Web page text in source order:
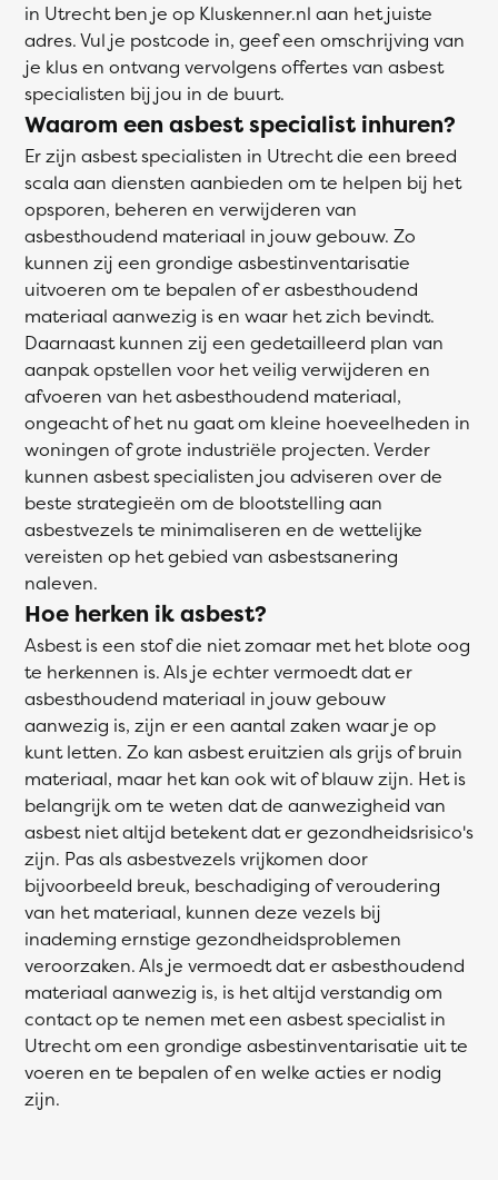
in Utrecht ben je op Kluskenner.nl aan het juiste
adres. Vul je postcode in, geef een omschrijving van
je klus en ontvang vervolgens offertes van asbest
specialisten bij jou in de buurt.
Waarom een asbest specialist inhuren?
Er zijn asbest specialisten in Utrecht die een breed
scala aan diensten aanbieden om te helpen bij het
opsporen, beheren en verwijderen van
asbesthoudend materiaal in jouw gebouw. Zo
kunnen zij een grondige asbestinventarisatie
uitvoeren om te bepalen of er asbesthoudend
materiaal aanwezig is en waar het zich bevindt.
Daarnaast kunnen zij een gedetailleerd plan van
aanpak opstellen voor het veilig verwijderen en
afvoeren van het asbesthoudend materiaal,
ongeacht of het nu gaat om kleine hoeveelheden in
woningen of grote industriële projecten. Verder
kunnen asbest specialisten jou adviseren over de
beste strategieën om de blootstelling aan
asbestvezels te minimaliseren en de wettelijke
vereisten op het gebied van asbestsanering
naleven.
Hoe herken ik asbest?
Asbest is een stof die niet zomaar met het blote oog
te herkennen is. Als je echter vermoedt dat er
asbesthoudend materiaal in jouw gebouw
aanwezig is, zijn er een aantal zaken waar je op
kunt letten. Zo kan asbest eruitzien als grijs of bruin
materiaal, maar het kan ook wit of blauw zijn. Het is
belangrijk om te weten dat de aanwezigheid van
asbest niet altijd betekent dat er gezondheidsrisico's
zijn. Pas als asbestvezels vrijkomen door
bijvoorbeeld breuk, beschadiging of veroudering
van het materiaal, kunnen deze vezels bij
inademing ernstige gezondheidsproblemen
veroorzaken. Als je vermoedt dat er asbesthoudend
materiaal aanwezig is, is het altijd verstandig om
contact op te nemen met een asbest specialist in
Utrecht om een grondige asbestinventarisatie uit te
voeren en te bepalen of en welke acties er nodig
zijn.